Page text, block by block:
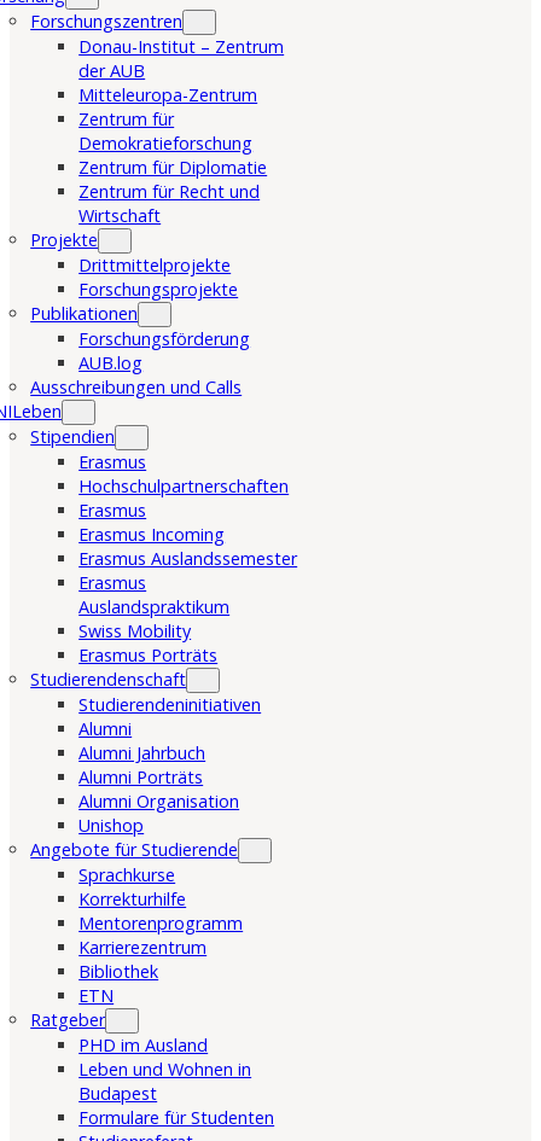
Forschungszentren
Donau-Institut – Zentrum
der AUB
Mitteleuropa-Zentrum
Zentrum für
Demokratieforschung
Zentrum für Diplomatie
Zentrum für Recht und
Wirtschaft
Projekte
Drittmittelprojekte
Forschungsprojekte
Publikationen
Forschungsförderung
AUB.log
Ausschreibungen und Calls
Stipendien
Erasmus
Hochschulpartnerschaften
Erasmus
Erasmus Incoming
Erasmus Auslandssemester
Erasmus
Auslandspraktikum
Swiss Mobility
Erasmus Porträts
Studierendenschaft
Studierendeninitiativen
Alumni
Alumni Jahrbuch
Alumni Porträts
Alumni Organisation
Unishop
Angebote für Studierende
Sprachkurse
Korrekturhilfe
Mentorenprogramm
Karrierezentrum
Bibliothek
ETN
Ratgeber
PHD im Ausland
Leben und Wohnen in
Budapest
Formulare für Studenten